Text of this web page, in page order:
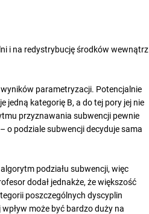
i na redystrybucję środków wewnątrz
parametryzacji. Potencjalnie
kategorię B, a do tej pory jej nie
przyznawania subwencji pewnie
o podziale subwencji decyduje sama
podziału subwencji, więc
dodał jednakże, że większość
poszczególnych dyscyplin
może być bardzo duży na